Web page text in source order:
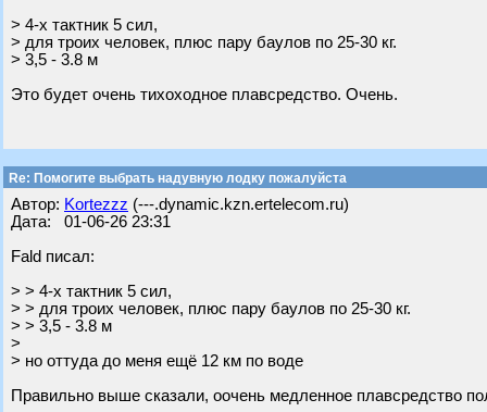
> 4-х тактник 5 сил,
> для троих человек, плюс пару баулов по 25-30 кг.
> 3,5 - 3.8 м
Это будет очень тихоходное плавсредство. Очень.
Re: Помогите выбрать надувную лодку пожалуйста
Автор: Kortezzz (---.dynamic.kzn.ertelecom.ru)
Дата: 01-06-26 23:31
Fald писал:
> > 4-х тактник 5 сил,
> > для троих человек, плюс пару баулов по 25-30 кг.
> > 3,5 - 3.8 м
>
> но оттуда до меня ещё 12 км по воде
Правильно выше сказали, оочень медленное плавсредство